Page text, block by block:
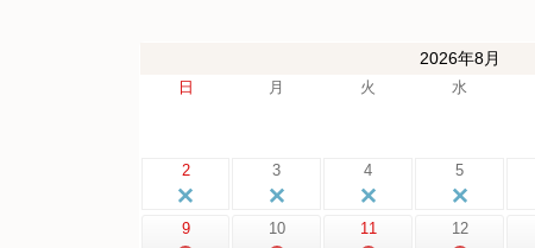
2026年8月
日 月 火 水
2 3 4 5
9 10 11 12